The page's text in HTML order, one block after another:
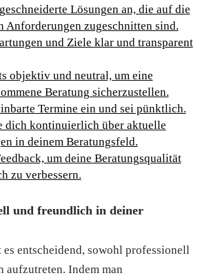
Lösungen an, die auf die
Anforderungen zugeschnitten sind.
und Ziele klar und transparent
objektiv und neutral, um eine
Beratung sicherzustellen.
Termine ein und sei pünktlich.
dich kontinuierlich über aktuelle
in deinem Beratungsfeld.
um deine Beratungsqualität
zu verbessern.
und freundlich in deiner
entscheidend, sowohl professionell
aufzutreten. Indem man